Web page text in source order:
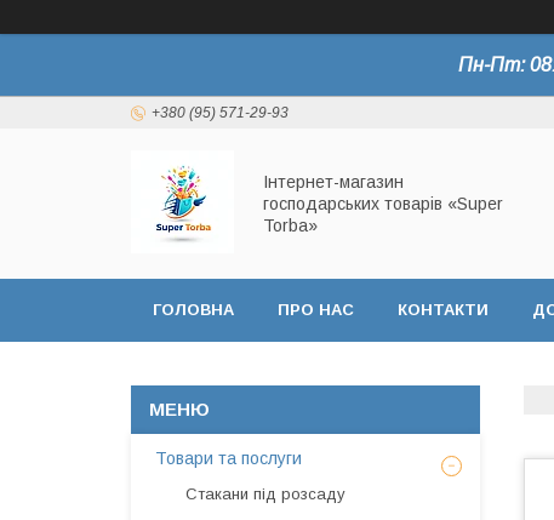
Пн-Пт:
+380 (95) 571-29-93
Інтернет-магазин
господарських товарів «Super
Torba»
ГОЛОВНА ПРО НАС КОНТАКТИ
Товари та послуги
Стакани під розсаду